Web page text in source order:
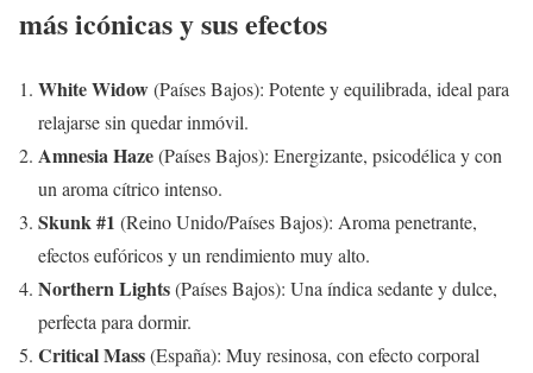
más icónicas y sus efectos
White Widow(Países Bajos): Potente y equilibrada, ideal para
relajarse sin quedar inmóvil.
Amnesia Haze(Países Bajos): Energizante, psicodélica y con
un aroma cítrico intenso.
Skunk #1 (Reino Unido/Países Bajos): Aroma penetrante,
efectos eufóricos y un rendimiento muy alto.
Northern Lights(Países Bajos): Una índica sedante y dulce,
perfecta para dormir.
Critical Mass(España): Muy resinosa, con efecto corporal